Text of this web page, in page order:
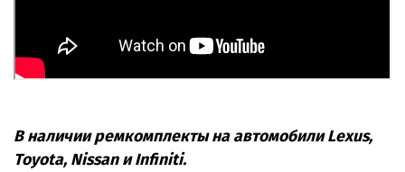
В наличии ремкомплекты на автомобили Lexus,
Toyota, Nissan и Infiniti.